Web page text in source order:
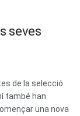
seves
de la selecció
també han
una nova